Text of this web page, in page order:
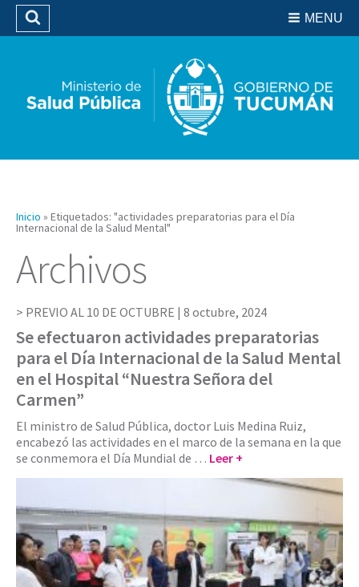
Biblioteca
MENU
Buscar
Inicio » Etiquetados: "actividades preparatorias para el Día
Internacional de la Salud Mental"
Archivos
PREVIO AL 10 DE OCTUBRE | 8 octubre, 2024
Se efectuaron actividades preparatorias
para el Día Internacional de la Salud Mental
en el Hospital “Nuestra Señora del
Carmen”
El ministro de Salud Pública, doctor Luis Medina Ruiz,
encabezó las actividades en el marco de la semana en la que
se conmemora el Día Mundial de … Leer +